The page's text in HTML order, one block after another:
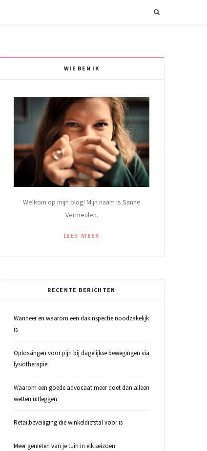
WIE BEN IK
Welkom op mijn blog! Mijn naam is Sanne
Vermeulen.
LEES MEER
RECENTE BERICHTEN
Wanneer en waarom een dakinspectie noodzakelijk
is
Oplossingen voor pijn bij dagelijkse bewegingen via
fysiotherapie
Waarom een goede advocaat meer doet dan alleen
wetten uitleggen
Retailbeveiliging die winkeldiefstal voor is
Meer genieten van je tuin in elk seizoen